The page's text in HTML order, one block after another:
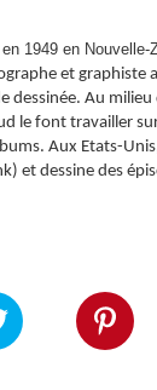
1949 en Nouvelle-
et graphiste
dessinée. Au
le font travailler
Aux Etats-
et dessine des